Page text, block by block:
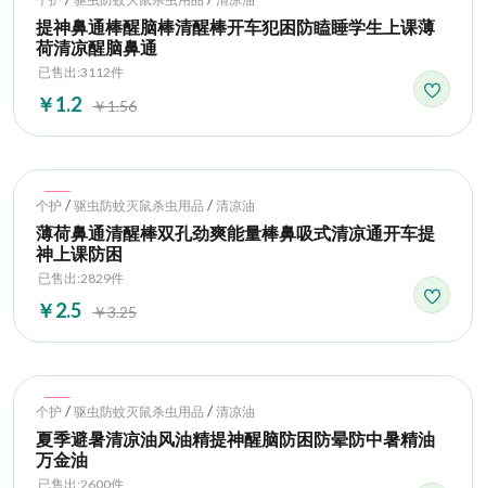
提神鼻通棒醒脑棒清醒棒开车犯困防瞌睡学生上课薄
荷清凉醒脑鼻通
已售出:3112件
￥1.2 ￥1.56
Hot
个护 / 驱虫防蚊灭鼠杀虫用品 / 清凉油
薄荷鼻通清醒棒双孔劲爽能量棒鼻吸式清凉通开车提
神上课防困
已售出:2829件
￥2.5 ￥3.25
Hot
个护 / 驱虫防蚊灭鼠杀虫用品 / 清凉油
夏季避暑清凉油风油精提神醒脑防困防晕防中暑精油
万金油
已售出:2600件